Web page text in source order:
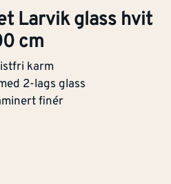
Larvik glass hvit
cm
karm
2-lags glass
finér